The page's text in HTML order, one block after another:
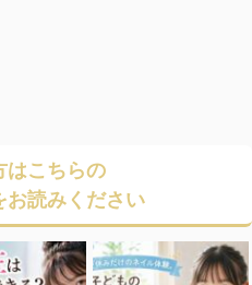
はこちらの
お読みください